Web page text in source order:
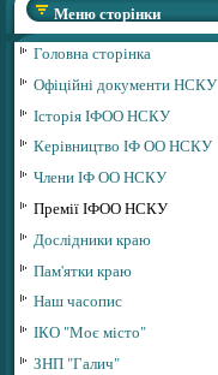
Меню сторінки
Головна сторінка
Офіційні документи НСКУ
Історія ІФОО НСКУ
Керівництво ІФ ОО НСКУ
Члени ІФ ОО НСКУ
Премії ІФОО НСКУ
Дослідники краю
Пам'ятки краю
Наш часопис
ІКО "Моє місто"
ЗНП "Галич"